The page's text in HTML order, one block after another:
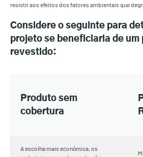
resistir aos efeitos dos fatores ambientais que
Considere o seguinte para
projeto se beneficiaria de um
revestido:
Produto sem
cobertura
A escolha mais econômica, os